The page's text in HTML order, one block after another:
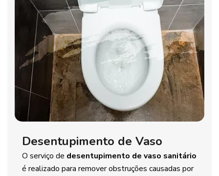
Desentupimento de Vaso
O serviço de desentupimento de vaso sanitário
é realizado para remover obstruções causadas por